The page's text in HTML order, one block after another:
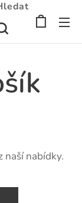
naší nabídky.